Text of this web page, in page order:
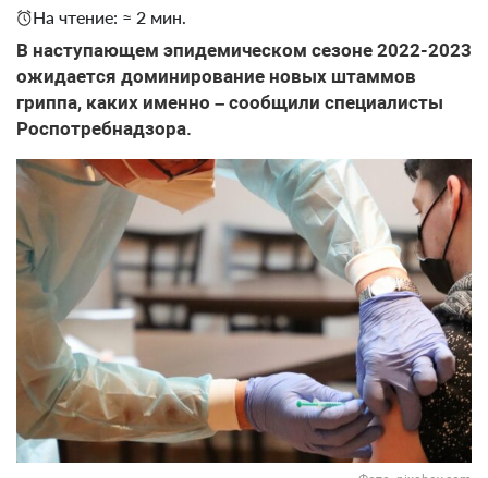
На чтение: ≈ 2 мин.
В наступающем эпидемическом сезоне 2022-2023
ожидается доминирование новых штаммов
гриппа, каких именно – сообщили специалисты
Роспотребнадзора.